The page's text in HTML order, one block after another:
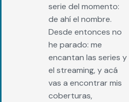
serie del momento:
de ahí el nombre.
Desde entonces no
he parado: me
encantan las series y
el streaming, y acá
vas a encontrar mis
coberturas,